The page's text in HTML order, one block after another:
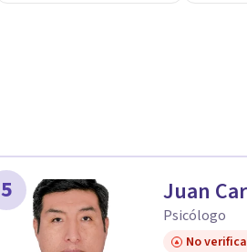
5 Juan
Psicólogo
No